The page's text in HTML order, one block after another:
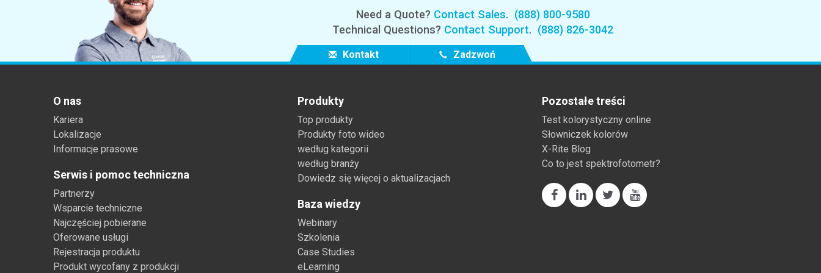
Tworzywa sztuczne Branża papiernicza
Materiały budowlane
Dobra trwałe
Need a Quote? Contact Sales. (888) 800-9580
Technical Questions? Contact Support. (888) 826-3042
Kontakt Zadzwoń
O nas
Kariera
Lokalizacje
Informacje prasowe
Serwis i pomoc techniczna
Partnerzy
Wsparcie techniczne
Najczęściej pobierane
Oferowane usługi
Rejestracja produktu
Produkt wycofany z produkcji
Produkty
Top produkty
Produkty foto wideo
według kategorii
według branży
Dowiedz się więcej o aktualizacjach
Baza wiedzy
Webinary
Szkolenia
Case Studies
eLearning
Pozostałe treści
Test kolorystyczny online
Słowniczek kolorów
X-Rite Blog
Co to jest spektrofotometr?